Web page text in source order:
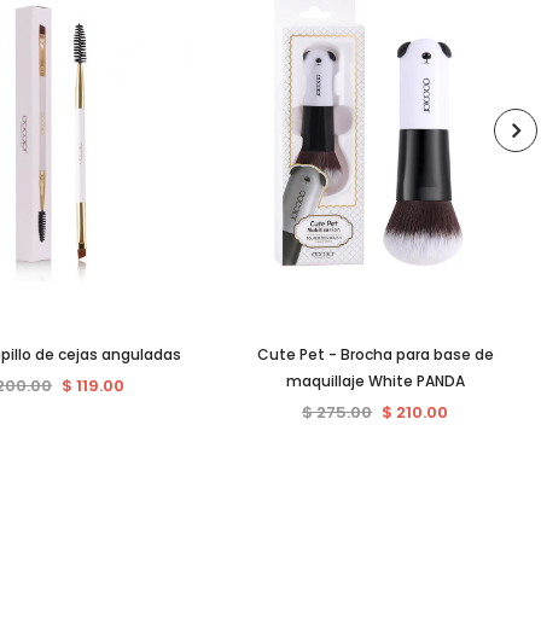
de cejas anguladas
$ 119.00
Cute Pet - Brocha para base de
maquillaje White PANDA
$ 275.00 $ 210.00